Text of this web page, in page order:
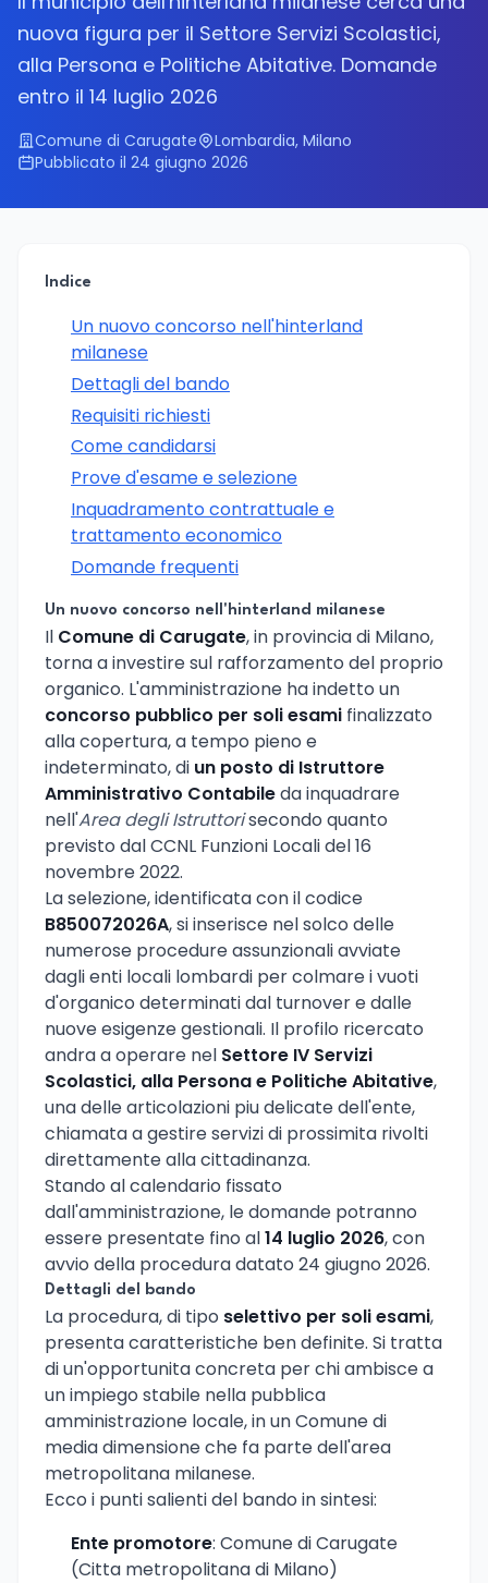
nuova figura per il Settore Servizi Scolastici,
alla Persona e Politiche Abitative. Domande
entro il 14 luglio 2026
Comune di Carugate
Lombardia, Milano
Pubblicato il 24 giugno 2026
Indice
Un nuovo concorso nell'hinterland
milanese
Dettagli del bando
Requisiti richiesti
Come candidarsi
Prove d'esame e selezione
Inquadramento contrattuale e
trattamento economico
Domande frequenti
Un nuovo concorso nell'hinterland milanese
Il Comune di Carugate, in provincia di Milano,
torna a investire sul rafforzamento del proprio
organico. L'amministrazione ha indetto un
concorso pubblico per soli esami finalizzato
alla copertura, a tempo pieno e
indeterminato, di un posto di Istruttore
Amministrativo Contabileda inquadrare
nell'Area degli Istruttorisecondo quanto
previsto dal CCNL Funzioni Locali del 16
novembre 2022.
La selezione, identificata con il codice
B850072026A, si inserisce nel solco delle
numerose procedure assunzionali avviate
dagli enti locali lombardi per colmare i vuoti
d'organico determinati dal turnover e dalle
nuove esigenze gestionali. Il profilo ricercato
andra a operare nel Settore IV Servizi
Scolastici, alla Persona e Politiche Abitative,
una delle articolazioni piu delicate dell'ente,
chiamata a gestire servizi di prossimita rivolti
direttamente alla cittadinanza.
Stando al calendario fissato
dall'amministrazione, le domande potranno
essere presentate fino al14 luglio 2026, con
avvio della procedura datato 24 giugno 2026.
Dettagli del bando
La procedura, di tipo selettivo per soli esami,
presenta caratteristiche ben definite. Si tratta
di un'opportunita concreta per chi ambisce a
un impiego stabile nella pubblica
amministrazione locale, in un Comune di
media dimensione che fa parte dell'area
metropolitana milanese.
Ecco i punti salienti del bando in sintesi:
Ente promotore: Comune di Carugate
(Citta metropolitana di Milano)